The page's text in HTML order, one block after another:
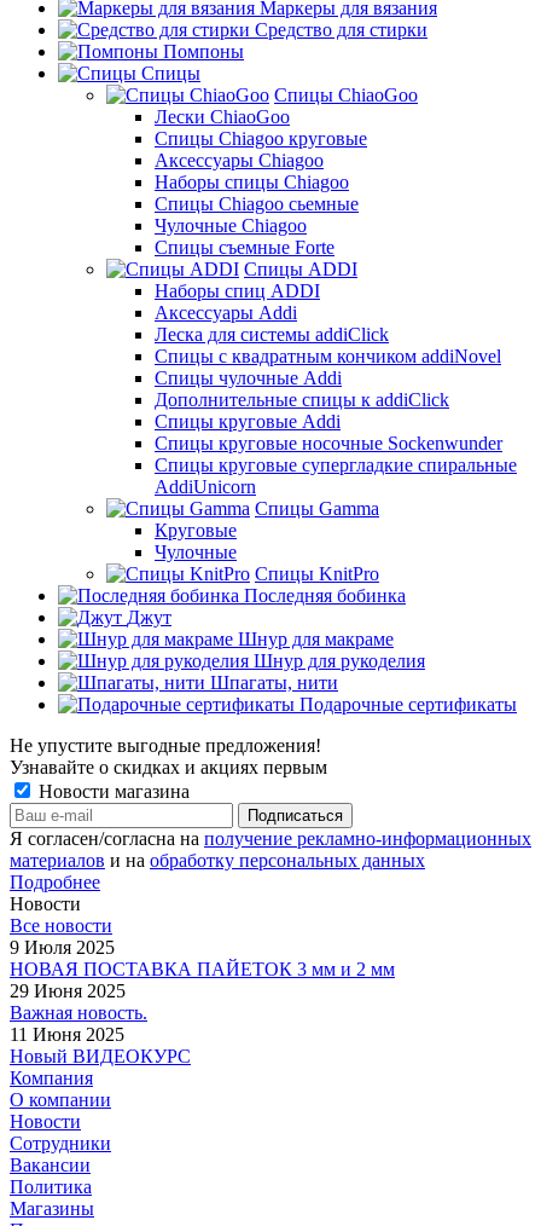
Маркеры для вязания
Средство для стирки
Помпоны
Спицы
Спицы ChiaoGoo
Лески ChiaoGoo
Cпицы Сhiagoo круговые
Аксессуары Chiagoo
Наборы спицы Chiagoo
Спицы Chiagoo сьемные
Чулочные Chiagoo
Спицы съемные Forte
Спицы ADDI
Наборы спиц ADDI
Аксессуары Addi
Леска для системы addiClick
Спицы с квадратным кончиком addiNovel
Спицы чулочные Addi
Дополнительные спицы к addiClick
Спицы круговые Addi
Спицы круговые носочные Sockenwunder
Спицы круговые супергладкие спиральные
AddiUnicorn
Спицы Gamma
Круговые
Чулочные
Спицы KnitPro
Последняя бобинка
Джут
Шнур для макраме
Шнур для рукоделия
Шпагаты, нити
Подарочные сертификаты
Не упустите выгодные предложения!
Узнавайте о скидках и акциях первым
Новости магазина
Я согласен/согласна на получение рекламно-информационных
материалов и на обработку персональных данных
Подробнее
Новости
Все новости
9 Июля 2025
НОВАЯ ПОСТАВКА ПАЙЕТОК 3 мм и 2 мм
29 Июня 2025
Важная новость.
11 Июня 2025
Новый ВИДЕОКУРС
Компания
О компании
Новости
Сотрудники
Вакансии
Политика
Магазины